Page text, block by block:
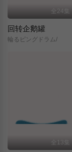
全24集
回转企鹅罐
輪るピングドラム/
全13集